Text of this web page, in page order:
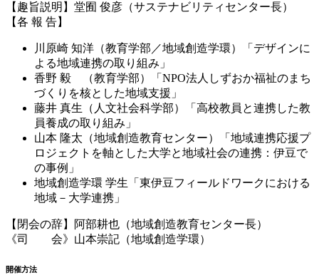
【趣旨説明】堂囿 俊彦（サステナビリティセンター長）
【各 報 告】
川原崎 知洋（教育学部／地域創造学環）「デザインに
よる地域連携の取り組み」
香野 毅 （教育学部）「NPO法人しずおか福祉のまち
づくりを核とした地域支援」
藤井 真生（人文社会科学部）「高校教員と連携した教
員養成の取り組み」
山本 隆太（地域創造教育センター）「地域連携応援プ
ロジェクトを軸とした大学と地域社会の連携：伊豆で
の事例」
地域創造学環 学生「東伊豆フィールドワークにおける
地域－大学連携」
【閉会の辞】阿部耕也（地域創造教育センター長）
《司 会》山本崇記（地域創造学環）
開催方法